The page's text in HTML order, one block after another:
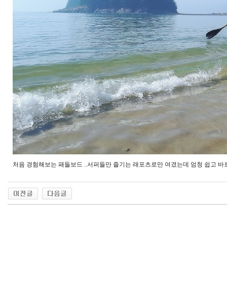
처음 경험해보는 패들보드 ..서퍼들만 즐기는 래포츠로만 여겼는데 엄청 쉽고 바